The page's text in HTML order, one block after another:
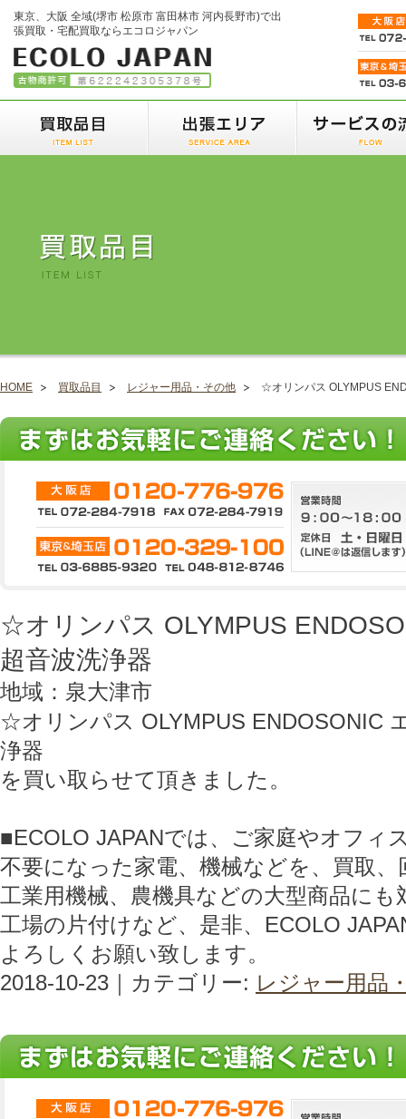
東京、大阪 全域(堺市 松原市 富田林市 河内長野市)で出
張買取・宅配買取ならエコロジャパン
HOME 買取品目 レジャー用品・その他 ☆オリンパス OLYMPUS
☆オリンパス OLYMPUS
超音波洗浄器
地域：泉大津市
☆オリンパス OLYMPUS ENDOSONIC
浄器
を買い取らせて頂きました。
■ECOLO JAPANでは、ご家庭やオフィ
不要になった家電、機械などを、買取
工業用機械、農機具などの大型商品にも
工場の片付けなど、是非、ECOLO
よろしくお願い致します。
2018-10-23｜カテゴリー: レジャー用品